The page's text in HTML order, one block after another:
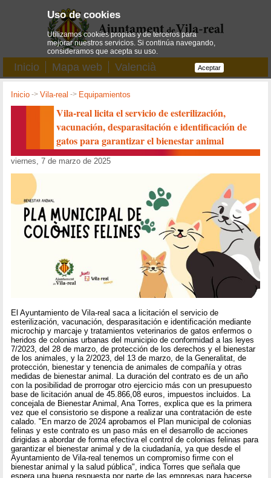
Inicio Mapa web Valencià
Inicio ->Vila-real -> Equipamientos
Vila-real licita el servicio de esterilización,
vacunación, desparasitación e identificación de
gatos para garantizar el bienestar animal
viernes, 7 de marzo de 2025
El Ayuntamiento de Vila-real saca a licitación el servicio de
esterilización, vacunación, desparasitación e identificación mediante
microchip y marcaje y tratamientos veterinarios de gatos enfermos o
heridos de colonias urbanas del municipio de conformidad a las leyes
7/2023, del 28 de marzo, de protección de los derechos y el bienestar
de los animales, y la 2/2023, del 13 de marzo, de la Generalitat, de
protección, bienestar y tenencia de animales de compañía y otras
medidas de bienestar animal. La duración del contrato es de un año
con la posibilidad de prorrogar otro ejercicio más con un presupuesto
base de licitación anual de 45.866,08 euros, impuestos incluidos. La
concejala de Bienestar Animal, Ana Torres, explica que es la primera
vez que el consistorio se dispone a realizar una contratación de este
calado. "En marzo de 2024 aprobamos el Plan municipal de colonias
felinas y este contrato es un paso más en el desarrollo de acciones
dirigidas a abordar de forma efectiva el control de colonias felinas para
garantizar el bienestar animal y de la ciudadanía, ya que desde el
Ayuntamiento de Vila-real tenemos un compromiso firme con el
bienestar animal y la salud pública", indica Torres que señala que
espera una buena respuesta por parte de las empresas para hacerse
Uso de cookies
Utilizamos cookies propias y de terceros para
mejorar nuestros servicios. Si continúa navegando,
consideramos que acepta su uso.
Aceptar